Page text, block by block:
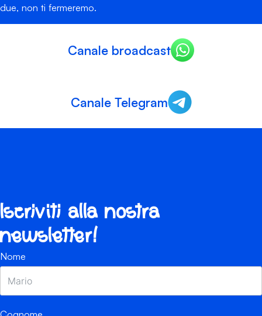
due, non ti fermeremo.
Canale broadcast
Canale Telegram
Iscriviti alla nostra
newsletter!
Nome